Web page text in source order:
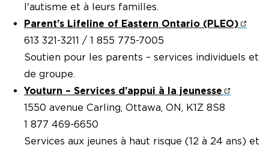
l'autisme et à leurs familles.
Parent’s Lifeline of Eastern Ontario (PLEO)
613 321-3211 / 1 855 775-7005
Soutien pour les parents – services individuels et
de groupe.
Youturn – Services d’appui à la jeunesse
1550 avenue Carling, Ottawa, ON, K1Z 8S8
1 877 469-6650
Services aux jeunes à haut risque (12 à 24 ans) et